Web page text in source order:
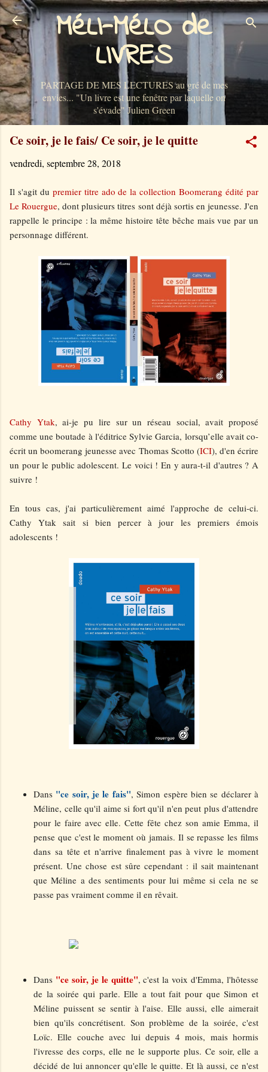
Accéder au contenu principal
MéLI-MéLO de
LIVRES
PARTAGE DE MES LECTURES au gré de mes
envies... "Un livre est une fenêtre par laquelle on
s'évade" Julien Green
Ce soir, je le fais/ Ce soir, je le quitte
vendredi, septembre 28, 2018
Il s'agit du premier titre ado de la collection Boomerang édité par
Le Rouergue, dont plusieurs titres sont déjà sortis en jeunesse. J'en
rappelle le principe : la même histoire tête bêche mais vue par un
personnage différent.
Cathy Ytak, ai-je pu lire sur un réseau social, avait proposé
comme une boutade à l'éditrice Sylvie Garcia, lorsqu’elle avait co-
écrit un boomerang jeunesse avec Thomas Scotto (ICI), d'en écrire
un pour le public adolescent. Le voici ! En y aura-t-il d'autres ? A
suivre !
En tous cas, j'ai particulièrement aimé l'approche de celui-ci.
Cathy Ytak sait si bien percer à jour les premiers émois
adolescents !
Dans "ce soir, je le fais", Simon espère bien se déclarer à
Méline, celle qu'il aime si fort qu'il n'en peut plus d'attendre
pour le faire avec elle. Cette fête chez son amie Emma, il
pense que c'est le moment où jamais. Il se repasse les films
dans sa tête et n'arrive finalement pas à vivre le moment
présent. Une chose est sûre cependant : il sait maintenant
que Méline a des sentiments pour lui même si cela ne se
passe pas vraiment comme il en rêvait.
Dans "ce soir, je le quitte", c'est la voix d'Emma, l'hôtesse
de la soirée qui parle. Elle a tout fait pour que Simon et
Méline puissent se sentir à l'aise. Elle aussi, elle aimerait
bien qu'ils concrétisent. Son problème de la soirée, c'est
Loïc. Elle couche avec lui depuis 4 mois, mais hormis
l'ivresse des corps, elle ne le supporte plus. Ce soir, elle a
décidé de lui annoncer qu'elle le quitte. Et là aussi, ce n'est